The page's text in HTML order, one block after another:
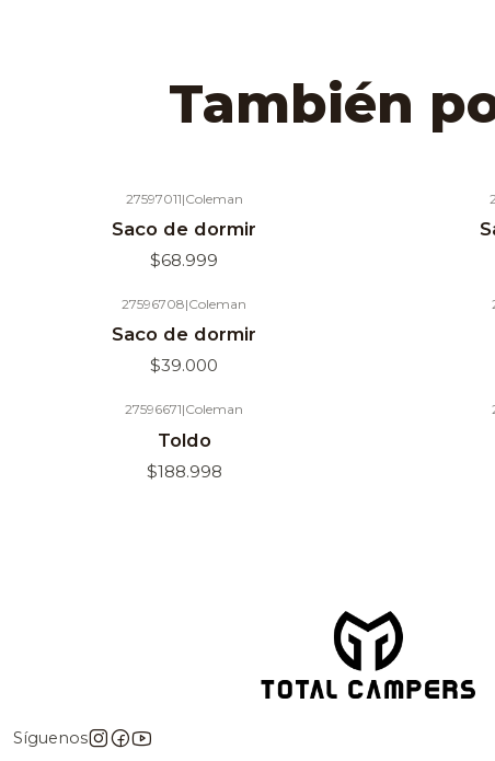
También
27597011|Coleman
Saco de dormir
$68.999
27596708|Coleman
Saco de dormir
$39.000
27596671|Coleman
Toldo
$188.998
Síguenos